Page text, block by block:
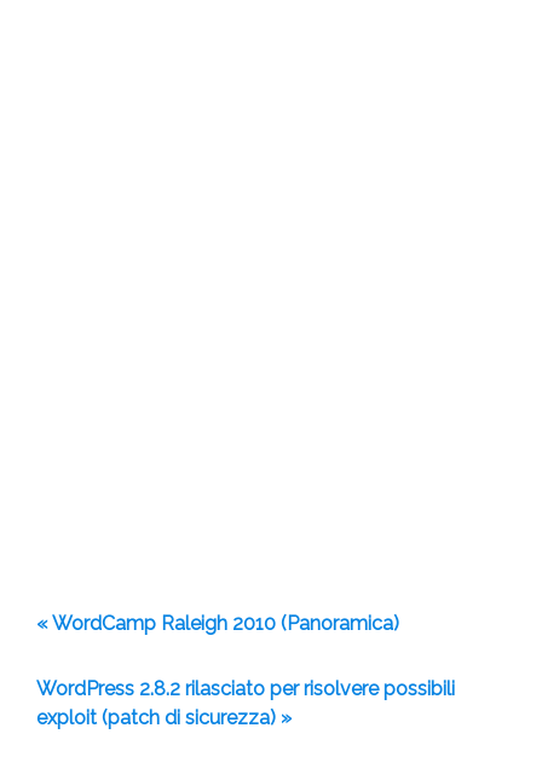
« WordCamp Raleigh 2010 (Panoramica)
WordPress 2.8.2 rilasciato per risolvere possibili
exploit (patch di sicurezza) »